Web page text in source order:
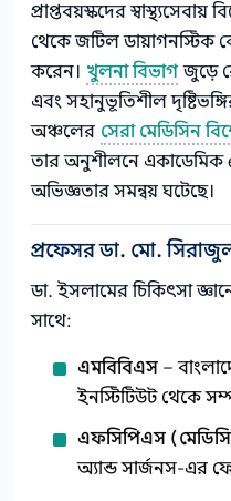
প্রাপ্তবয়স্কদের
থেকে জটিল ডায়াগনস্টিক
করেন। খুলনা বিভাগ জুড়ে
এবং সহানুভূতিশীল
অঞ্চলের সেরা মেডিসিন
তার অনুশীলনে একাডেমিক
অভিজ্ঞতার সমন্বয় ঘটেছে।
প্রফেসর ডা. মো.
ডা. ইসলামের চিকিৎসা
সাথে:
এমবিবিএস –
ইনস্টিটিউট থেকে
এফসিপিএস
অ্যান্ড সার্জনস-এর